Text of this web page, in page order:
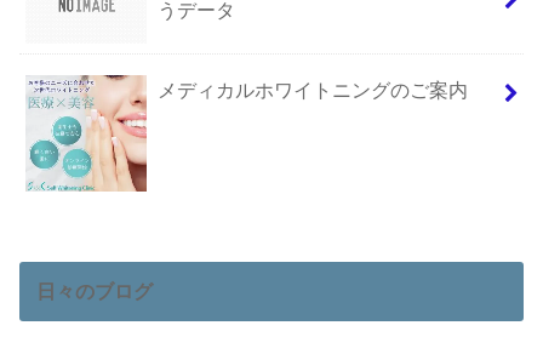
うデータ
メディカルホワイトニングのご案内
日々のブログ